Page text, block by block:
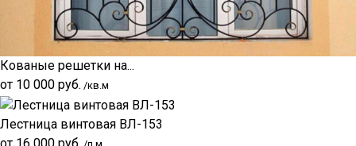
Кованые решетки на...
от 10 000 руб. /кв.м
Лестница винтовая ВЛ-153